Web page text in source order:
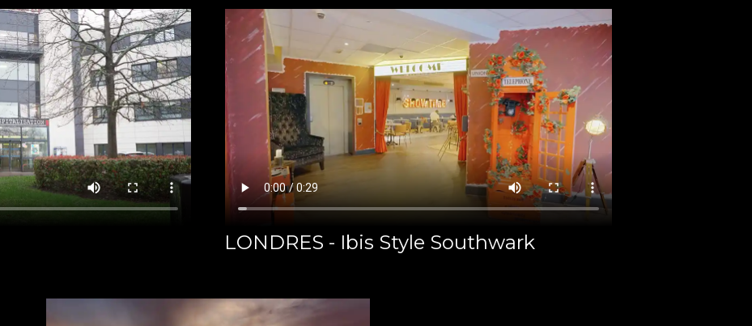
LONDRES - Ibis Style Southwark